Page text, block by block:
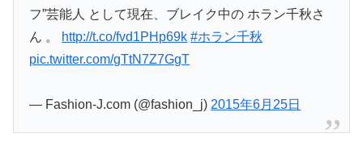
フ”芸能人 として現在、ブレイク中の ホラン千秋さ
ん 。
http://t.co/fvd1PHp69k #ホラン千秋
pic.twitter.com/gTtN7Z7GgT
— Fashion-J.com (@fashion_j) 2015年6月25日